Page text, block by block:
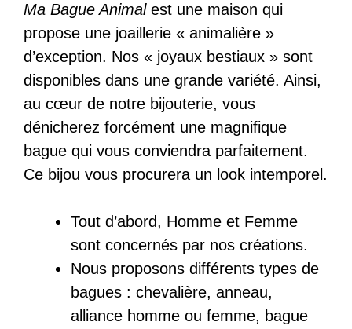
Ma Bague Animal est une maison qui
propose une joaillerie « animalière »
d’exception. Nos « joyaux bestiaux » sont
disponibles dans une grande variété. Ainsi,
au cœur de notre bijouterie, vous
dénicherez forcément une magnifique
bague qui vous conviendra parfaitement.
Ce bijou vous procurera un look intemporel.
Tout d’abord, Homme et Femme
sont concernés par nos créations.
Nous proposons différents types de
bagues : chevalière, anneau,
alliance homme ou femme, bague